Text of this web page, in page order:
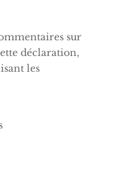
sur
déclaration,
les